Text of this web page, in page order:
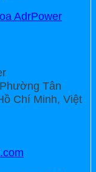
AdrPower
Tân
Chí Minh, Việt